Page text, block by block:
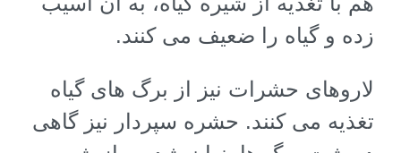
زده و گیاه را ضعیف می کنند.
لاروهای حشرات نیز از برگ های گیاه
تغذیه می کنند. حشره سپردار نیز گاهی